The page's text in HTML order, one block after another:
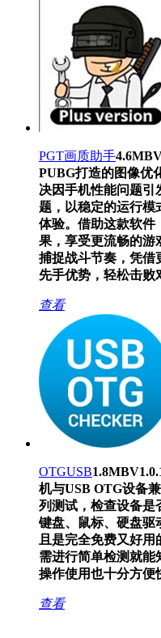
PGT画质助手4.6MB
PUBG打造的图像优
决因手机性能问题引
题，以稳定的运行模
体验。借助这款软件
果，享受更流畅的游
捕捉战斗节奏，凭借
先手优势，轻松击败
查看
OTGUSB1.8MB
机与USB OTG设备
列测试，检查设备是
键盘、鼠标、硬盘驱
且是完全免费又好
需进行简单检测就能
操作使用也十分方便
查看